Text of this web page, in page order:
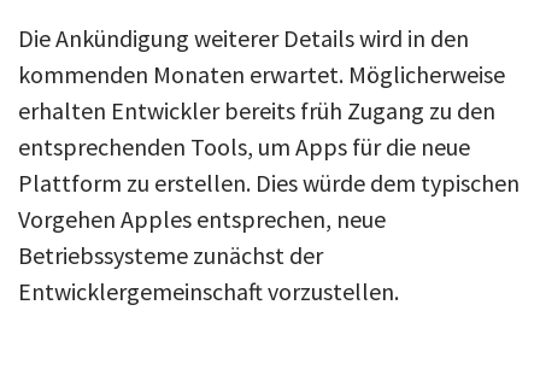
Die Ankündigung weiterer Details wird in den
kommenden Monaten erwartet. Möglicherweise
erhalten Entwickler bereits früh Zugang zu den
entsprechenden Tools, um Apps für die neue
Plattform zu erstellen. Dies würde dem typischen
Vorgehen Apples entsprechen, neue
Betriebssysteme zunächst der
Entwicklergemeinschaft vorzustellen.